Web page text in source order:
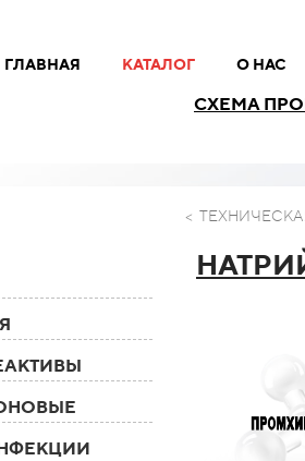
ГЛАВНАЯ КАТАЛОГ О НАС
СХЕМА
<